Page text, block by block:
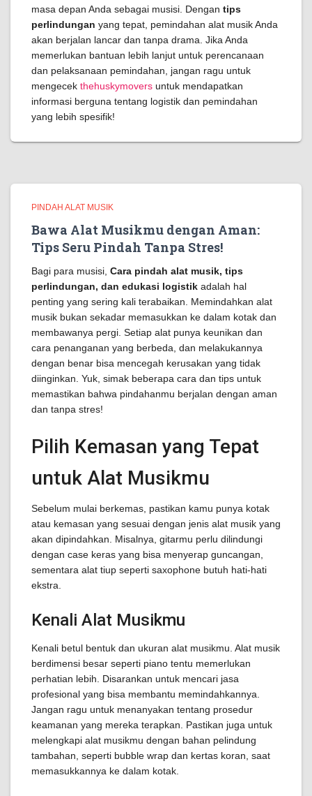
masa depan Anda sebagai musisi. Dengan tips
perlindungan yang tepat, pemindahan alat musik Anda
akan berjalan lancar dan tanpa drama. Jika Anda
memerlukan bantuan lebih lanjut untuk perencanaan
dan pelaksanaan pemindahan, jangan ragu untuk
mengecek thehuskymovers untuk mendapatkan
informasi berguna tentang logistik dan pemindahan
yang lebih spesifik!
PINDAH ALAT MUSIK
Bawa Alat Musikmu dengan Aman:
Tips Seru Pindah Tanpa Stres!
Bagi para musisi, Cara pindah alat musik, tips
perlindungan, dan edukasi logistik adalah hal
penting yang sering kali terabaikan. Memindahkan alat
musik bukan sekadar memasukkan ke dalam kotak dan
membawanya pergi. Setiap alat punya keunikan dan
cara penanganan yang berbeda, dan melakukannya
dengan benar bisa mencegah kerusakan yang tidak
diinginkan. Yuk, simak beberapa cara dan tips untuk
memastikan bahwa pindahanmu berjalan dengan aman
dan tanpa stres!
Pilih Kemasan yang Tepat
untuk Alat Musikmu
Sebelum mulai berkemas, pastikan kamu punya kotak
atau kemasan yang sesuai dengan jenis alat musik yang
akan dipindahkan. Misalnya, gitarmu perlu dilindungi
dengan case keras yang bisa menyerap guncangan,
sementara alat tiup seperti saxophone butuh hati-hati
ekstra.
Kenali Alat Musikmu
Kenali betul bentuk dan ukuran alat musikmu. Alat musik
berdimensi besar seperti piano tentu memerlukan
perhatian lebih. Disarankan untuk mencari jasa
profesional yang bisa membantu memindahkannya.
Jangan ragu untuk menanyakan tentang prosedur
keamanan yang mereka terapkan. Pastikan juga untuk
melengkapi alat musikmu dengan bahan pelindung
tambahan, seperti bubble wrap dan kertas koran, saat
memasukkannya ke dalam kotak.